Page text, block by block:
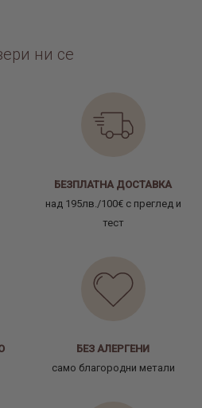
ни се
БЕЗПЛАТНА ДОСТАВКА
над 195лв./100€ с преглед и
тест
БЕЗ АЛЕРГЕНИ
само благородни метали